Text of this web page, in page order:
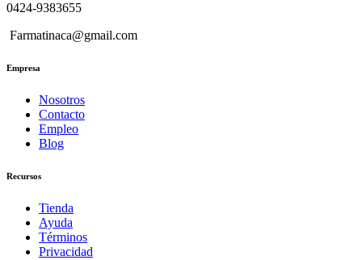
0424-9383655
Farmatinaca@gmail.com
Empresa
Nosotros
Contacto
Empleo
Blog
Recursos
Tienda
Ayuda
Términos
Privacidad